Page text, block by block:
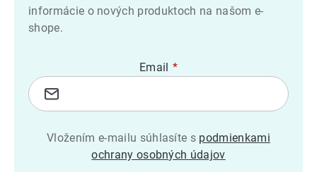
informácie o nových produktoch na našom e-
shope.
Email
Vložením e-mailu súhlasíte s podmienkami
ochrany osobných údajov